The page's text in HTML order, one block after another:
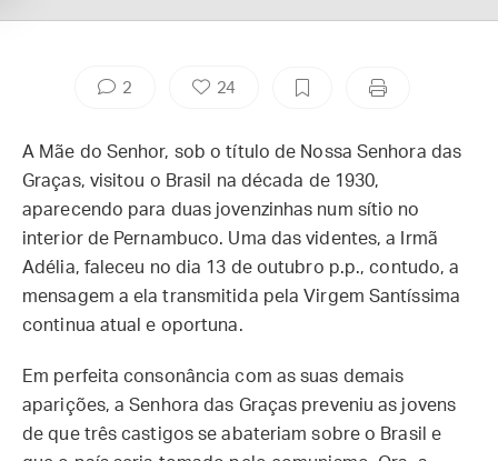
2 24
A Mãe do Senhor, sob o título de Nossa Senhora das
Graças, visitou o Brasil na década de 1930,
aparecendo para duas jovenzinhas num sítio no
interior de Pernambuco. Uma das videntes, a Irmã
Adélia, faleceu no dia 13 de outubro p.p., contudo, a
mensagem a ela transmitida pela Virgem Santíssima
continua atual e oportuna.
Em perfeita consonância com as suas demais
aparições, a Senhora das Graças preveniu as jovens
de que três castigos se abateriam sobre o Brasil e